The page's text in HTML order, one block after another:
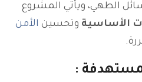
الطهي، ويأتي المشروع
الأساسية وتحسين الأمن
: